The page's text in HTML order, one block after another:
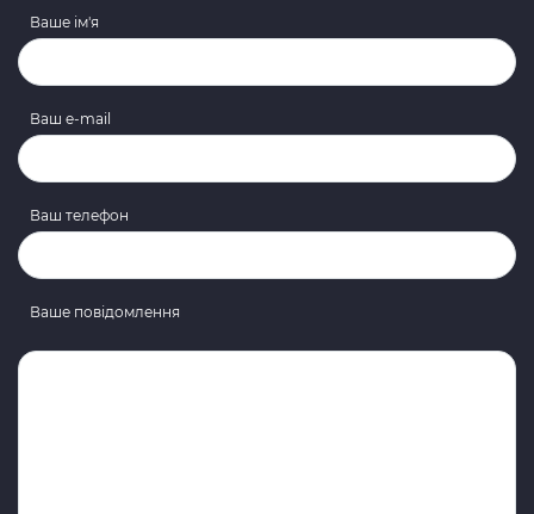
Ваше ім'я
Ваш e-mail
Ваш телефон
Ваше повідомлення